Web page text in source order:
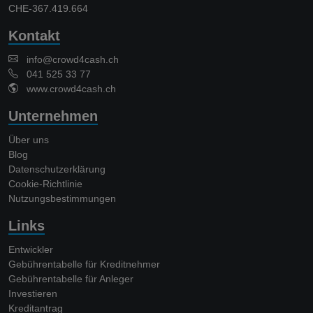
CHE-367.419.664
Kontakt
info@crowd4cash.ch
041 525 33 77
www.crowd4cash.ch
Unternehmen
Über uns
Blog
Datenschutzerklärung
Cookie-Richtlinie
Nutzungsbestimmungen
Links
Entwickler
Gebührentabelle für Kreditnehmer
Gebührentabelle für Anleger
Investieren
Kreditantrag